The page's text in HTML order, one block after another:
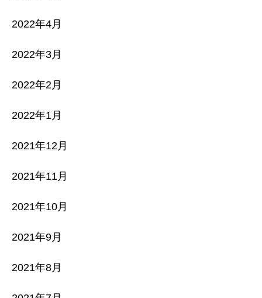
2022年4月
2022年3月
2022年2月
2022年1月
2021年12月
2021年11月
2021年10月
2021年9月
2021年8月